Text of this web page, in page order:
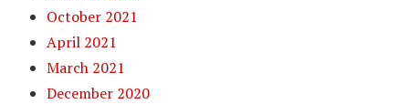
October 2021
April 2021
March 2021
December 2020